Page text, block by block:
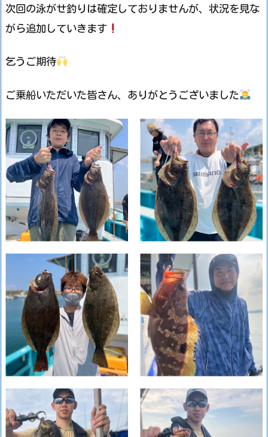
次回の泳がせ釣りは確定しておりませんが、状況を見な
がら追加していきます
乞うご期待
ご乗船いただいた皆さん、ありがとうございました